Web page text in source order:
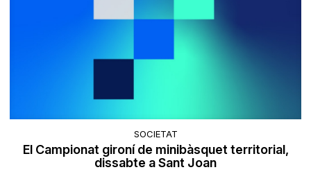
SOCIETAT
El Campionat gironí de minibàsquet territorial,
dissabte a Sant Joan